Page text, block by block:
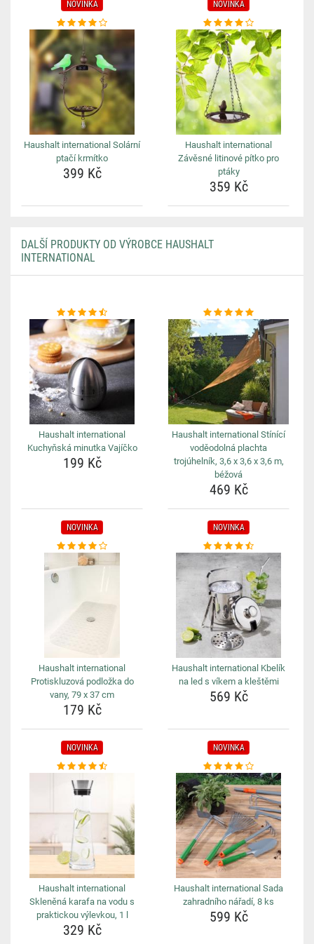
NOVINKA
Haushalt international Solární
ptačí krmítko
399 Kč
NOVINKA
Haushalt international
Závěsné litinové pítko pro
ptáky
359 Kč
DALŠÍ PRODUKTY OD VÝROBCE HAUSHALT
INTERNATIONAL
Haushalt international
Kuchyňská minutka Vajíčko
199 Kč
Haushalt international Stínící
voděodolná plachta
trojúhelník, 3,6 x 3,6 x 3,6 m,
béžová
469 Kč
NOVINKA
Haushalt international
Protiskluzová podložka do
vany, 79 x 37 cm
179 Kč
NOVINKA
Haushalt international Kbelík
na led s víkem a kleštěmi
569 Kč
NOVINKA
Haushalt international
Skleněná karafa na vodu s
praktickou výlevkou, 1 l
329 Kč
NOVINKA
Haushalt international Sada
zahradního nářadí, 8 ks
599 Kč